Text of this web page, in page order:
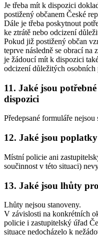
Je třeba mít k dispozici
postižený občanem České
Dále je třeba poskytnout
ke ztrátě nebo odcizení
Pokud již postižený občan
teprve následně se obrací na
je žádoucí mít k dispozici
odcizení důležitých
11. Jaké jsou
dispozici
Předepsané formuláře nejsou
12. Jaké jsou
Místní policie ani
součinnost v této situaci)
13. Jaké jsou lhůty
Lhůty nejsou stanoveny.
V závislosti na konkrétních
policie i zastupitelský úřad
situace nedocházelo k